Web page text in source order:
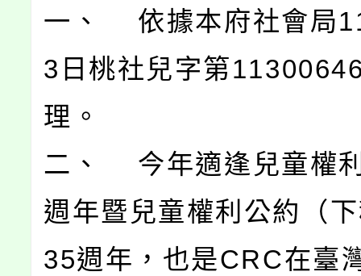
一、 依據本府社會局
3日桃社兒字第
理。
二、 今年適逢兒童權
週年暨兒童權利公約（
35週年，也是CRC在臺